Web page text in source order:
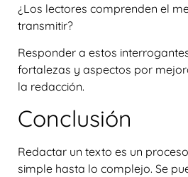
¿Los lectores comprenden el
transmitir?
Responder a estos
fortalezas y aspectos por
la redacción.
Conclusión
Redactar un texto es un
simple hasta lo complejo. Se